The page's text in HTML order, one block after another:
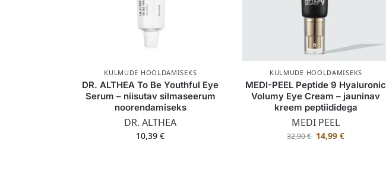
KULMUDE HOOLDAMISEKS
DR. ALTHEA To Be Youthful Eye
Serum – niisutav silmaseerum
noorendamiseks
DR. ALTHEA
10,39€
KULMUDE HOOLDAMISEKS
MEDI-PEEL Peptide 9 Hyaluronic
Volumy Eye Cream – jauninav
kreem peptiididega
MEDI PEEL
32,90€ 14,99€